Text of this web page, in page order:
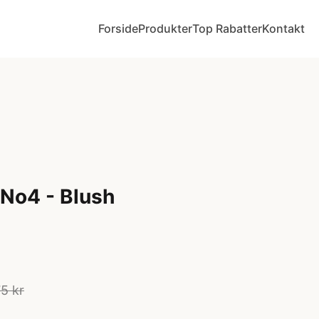
ForsideProdukterTop RabatterKontakt
- Blush
kr